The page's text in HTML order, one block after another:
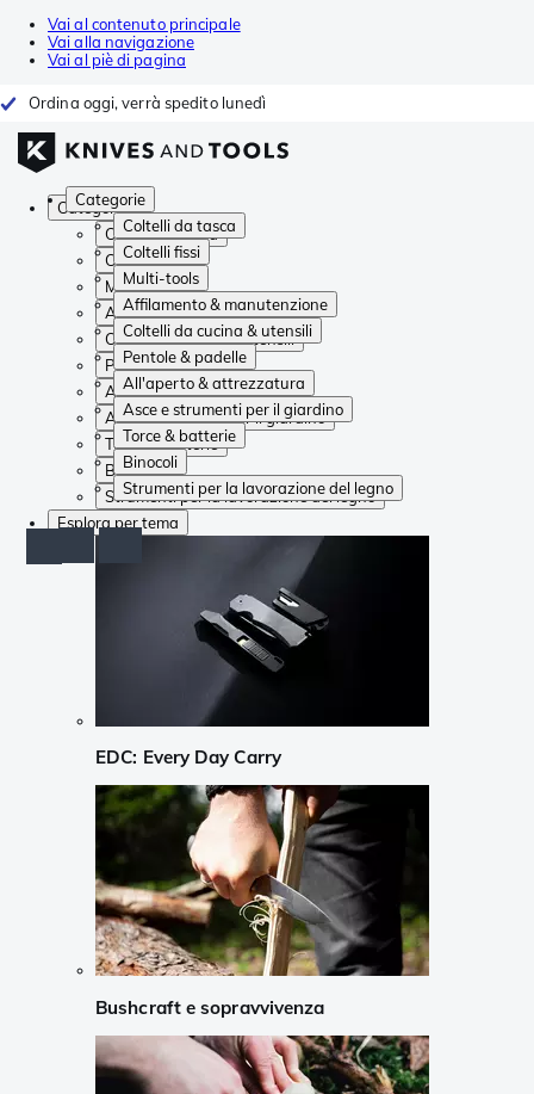
Vai al contenuto principale
Vai alla navigazione
Vai al piè di pagina
Ordina oggi, verrà spedito lunedì
Categorie
Coltelli da tasca
Coltelli fissi
Multi-tools
Affilamento & manutenzione
Coltelli da cucina & utensili
Pentole & padelle
All'aperto & attrezzatura
Asce e strumenti per il giardino
Torce & batterie
Binocoli
Strumenti per la lavorazione del legno
Categorie
Coltelli da tasca
Coltelli fissi
Multi-tools
Affilamento & manutenzione
Coltelli da cucina & utensili
Pentole & padelle
All'aperto & attrezzatura
Asce e strumenti per il giardino
Torce & batterie
Binocoli
Strumenti per la lavorazione del legno
Esplora per tema
EDC: Every Day Carry
Bushcraft e sopravvivenza